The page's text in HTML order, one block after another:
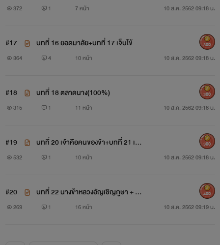
372 1 7 หน้า 10 ส.ค. 2562 09:18 น.
#17 บทที่ 16 ยอดมาลัย+บทที่ 17 เจ็บไข้
364 4 10 หน้า 10 ส.ค. 2562 09:18 น.
300
#18 บทที่ 18 ตลาดนาง(100%)
315 1 11 หน้า 10 ส.ค. 2562 09:18 น.
300
#19
บทที่ 20 เจ้าคือคนของข้า+บทที่ 21 เข้า
วัง (100%)
532 1 10 หน้า 10 ส.ค. 2562 09:18 น.
300
#20
บทที่ 22 นางข้าหลวงอัญเชิญภูษา + บท
269 1 16 หน้า 10 ส.ค. 2562 09:19 น.
400